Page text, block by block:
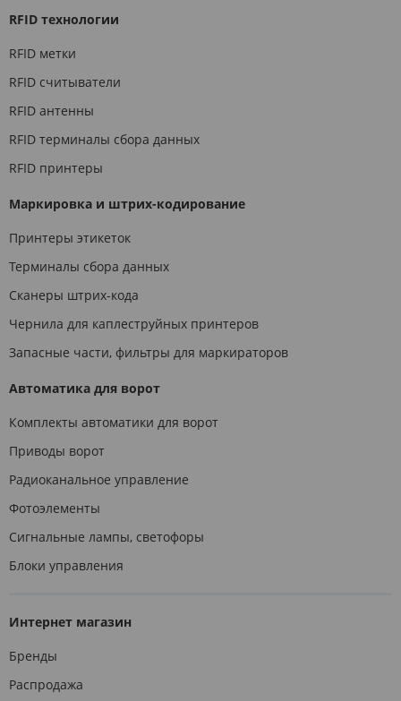
RFID технологии
RFID метки
RFID считыватели
RFID антенны
RFID терминалы сбора данных
RFID принтеры
Маркировка и штрих-кодирование
Принтеры этикеток
Терминалы сбора данных
Сканеры штрих-кода
Чернила для каплеструйных принтеров
Запасные части, фильтры для маркираторов
Автоматика для ворот
Комплекты автоматики для ворот
Приводы ворот
Радиоканальное управление
Фотоэлементы
Сигнальные лампы, светофоры
Блоки управления
Интернет магазин
Бренды
Распродажа